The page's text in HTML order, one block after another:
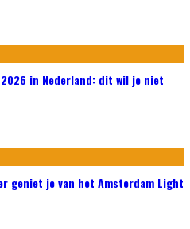
in Nederland: dit wil je niet
geniet je van het Amsterdam Light